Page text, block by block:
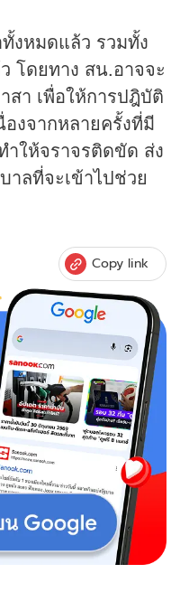
งหมดแล้ว รวมทั้ง
โดยทาง สน.อาจจะ
สา เพื่อให้การปฎิบัติ
งจากหลายครั้งที่มี
ำให้จราจรติดขัด ส่ง
าลที่จะเข้าไปช่วย
Copy link